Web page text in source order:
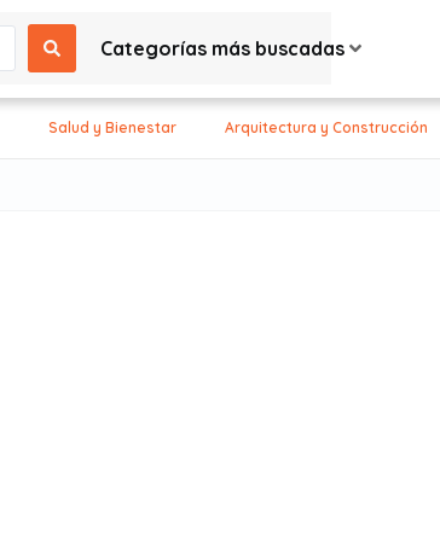
Categorías más buscadas
Salud y Bienestar Arquitectura y Construcción